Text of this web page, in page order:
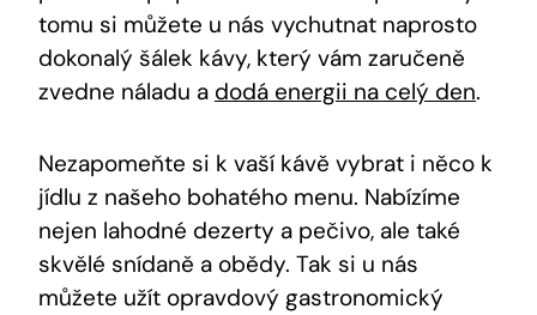
tomu si můžete‌ u nás vychutnat naprosto
dokonalý šálek kávy, který vám zaručeně
zvedne náladu a dodá energii na celý den.
Nezapomeňte si k vaší kávě ⁤vybrat i něco k
jídlu z našeho bohatého menu. Nabízíme
nejen lahodné dezerty a pečivo, ‌ale ‌také
skvělé‍ snídaně a obědy. Tak si u nás
můžete užít opravdový gastronomický